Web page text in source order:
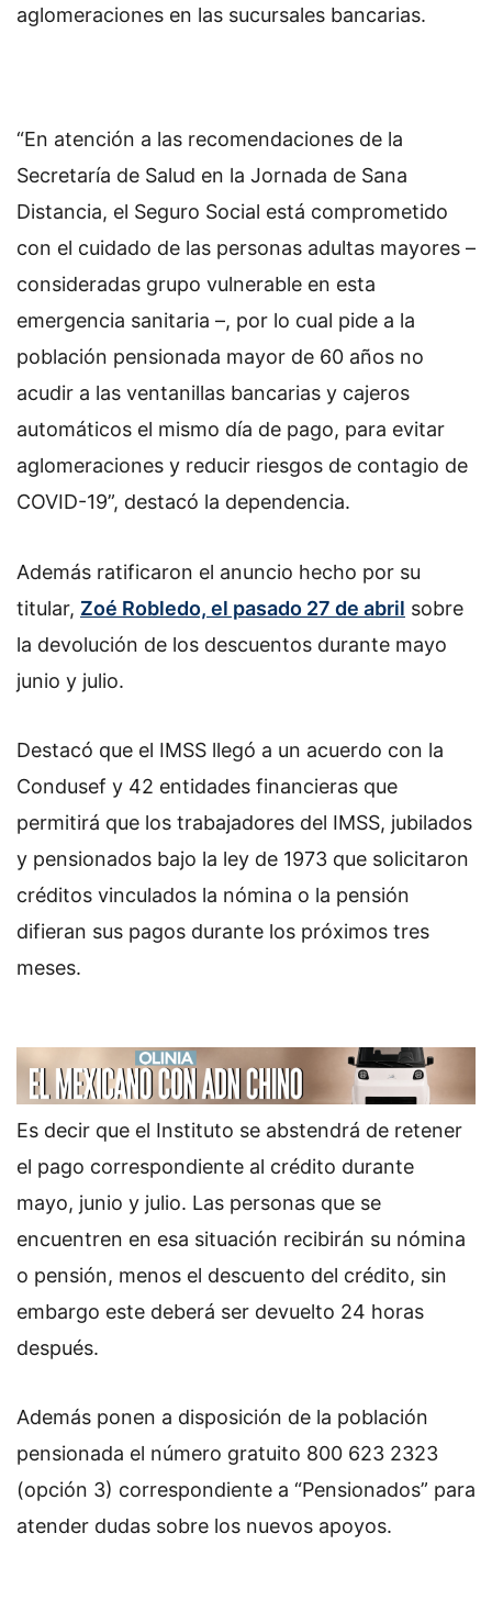
aglomeraciones en las sucursales bancarias.
“En atención a las recomendaciones de la
Secretaría de Salud en la Jornada de Sana
Distancia, el Seguro Social está comprometido
con el cuidado de las personas adultas mayores –
consideradas grupo vulnerable en esta
emergencia sanitaria –, por lo cual pide a la
población pensionada mayor de 60 años no
acudir a las ventanillas bancarias y cajeros
automáticos el mismo día de pago, para evitar
aglomeraciones y reducir riesgos de contagio de
COVID-19”, destacó la dependencia.
Además ratificaron el anuncio hecho por su
titular, Zoé Robledo, el pasado 27 de abril sobre
la devolución de los descuentos durante mayo
junio y julio.
Destacó que el IMSS llegó a un acuerdo con la
Condusef y 42 entidades financieras que
permitirá que los trabajadores del IMSS, jubilados
y pensionados bajo la ley de 1973 que solicitaron
créditos vinculados la nómina o la pensión
difieran sus pagos durante los próximos tres
meses.
Es decir que el Instituto se abstendrá de retener
el pago correspondiente al crédito durante
mayo, junio y julio. Las personas que se
encuentren en esa situación recibirán su nómina
o pensión, menos el descuento del crédito, sin
embargo este deberá ser devuelto 24 horas
después.
Además ponen a disposición de la población
pensionada el número gratuito 800 623 2323
(opción 3) correspondiente a “Pensionados” para
atender dudas sobre los nuevos apoyos.